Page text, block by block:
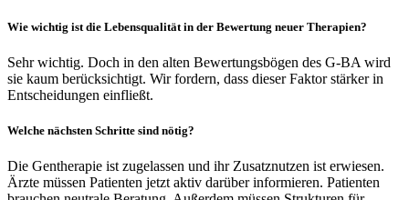
Wie wichtig ist die Lebensqualität in der Bewertung neuer Therapien?
Sehr wichtig. Doch in den alten Bewertungsbögen des G-BA wird
sie kaum berücksichtigt. Wir fordern, dass dieser Faktor stärker in
Entscheidungen einfließt.
Welche nächsten Schritte sind nötig?
Die Gentherapie ist zugelassen und ihr Zusatznutzen ist erwiesen.
Ärzte müssen Patienten jetzt aktiv darüber informieren. Patienten